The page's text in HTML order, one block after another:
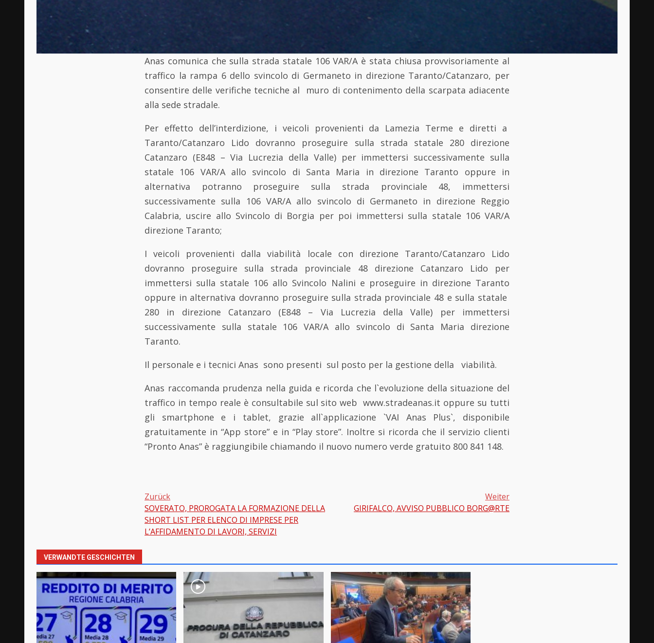
Anas comunica che sulla strada statale 106 VAR/A è stata chiusa provvisoriamente al
traffico la rampa 6 dello svincolo di Germaneto in direzione Taranto/Catanzaro, per
consentire delle verifiche tecniche al muro di contenimento della scarpata adiacente
alla sede stradale.
Per effetto dell’interdizione, i veicoli provenienti da Lamezia Terme e diretti a
Taranto/Catanzaro Lido dovranno proseguire sulla strada statale 280 direzione
Catanzaro (E848 – Via Lucrezia della Valle) per immettersi successivamente sulla
statale 106 VAR/A allo svincolo di Santa Maria in direzione Taranto oppure in
alternativa potranno proseguire sulla strada provinciale 48, immettersi
successivamente sulla 106 VAR/A allo svincolo di Germaneto in direzione Reggio
Calabria, uscire allo Svincolo di Borgia per poi immettersi sulla statale 106 VAR/A
direzione Taranto;
I veicoli provenienti dalla viabilità locale con direzione Taranto/Catanzaro Lido
dovranno proseguire sulla strada provinciale 48 direzione Catanzaro Lido per
immettersi sulla statale 106 allo Svincolo Nalini e proseguire in direzione Taranto
oppure in alternativa dovranno proseguire sulla strada provinciale 48 e sulla statale
280 in direzione Catanzaro (E848 – Via Lucrezia della Valle) per immettersi
successivamente sulla statale 106 VAR/A allo svincolo di Santa Maria direzione
Taranto.
Il personale e i tecnici Anas sono presenti sul posto per la gestione della viabilità.
Anas raccomanda prudenza nella guida e ricorda che l`evoluzione della situazione del
traffico in tempo reale è consultabile sul sito web www.stradeanas.it oppure su tutti
gli smartphone e i tablet, grazie all`applicazione `VAI Anas Plus`, disponibile
gratuitamente in “App store” e in “Play store”. Inoltre si ricorda che il servizio clienti
“Pronto Anas” è raggiungibile chiamando il nuovo numero verde gratuito 800 841 148.
Beitragsnavigation
Zurück
SOVERATO, PROROGATA LA FORMAZIONE DELLA
SHORT LIST PER ELENCO DI IMPRESE PER
L’AFFIDAMENTO DI LAVORI, SERVIZI
Weiter
GIRIFALCO, AVVISO PUBBLICO BORG@RTE
VERWANDTE GESCHICHTEN